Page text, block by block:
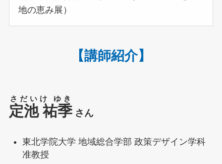
地の恵み展）
【講師紹介】
定池 祐季
さだいけ ゆき
さん
東北学院大学 地域総合学部 政策デザイン学科
准教授